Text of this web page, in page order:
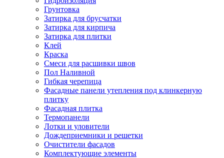
Грунтовка
Затирка для брусчатки
Затирка для кирпича
Затирка для плитки
Клей
Краска
Смеси для расшивки швов
Пол Наливной
Гибкая черепица
Фасадные панели утепления под клинкерную
плитку
Фасадная плитка
Термопанели
Лотки и уловители
Дождеприемники и решетки
Очистители фасадов
Комплектующие элементы